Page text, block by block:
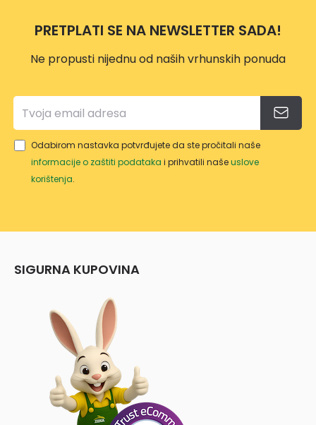
452Z
18/15
SOLO
PRETPLATI SE NA NEWSLETTER SADA!
Ne propusti nijednu od naših vrhunskih ponuda
Odabirom nastavka potvrđujete da ste pročitali naše
informacije o zaštiti podataka i prihvatili našeuslove
korištenja.
SIGURNA KUPOVINA